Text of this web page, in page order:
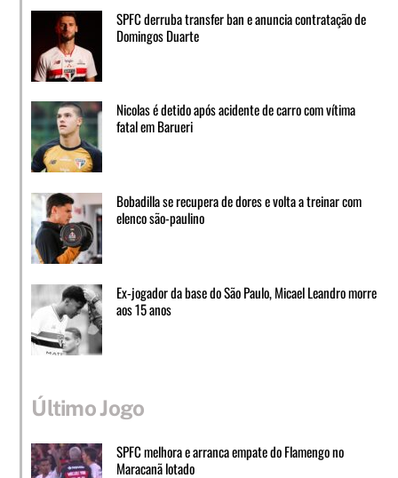
SPFC derruba transfer ban e anuncia contratação de
Domingos Duarte
Nicolas é detido após acidente de carro com vítima
fatal em Barueri
Bobadilla se recupera de dores e volta a treinar com
elenco são-paulino
Ex-jogador da base do São Paulo, Micael Leandro morre
aos 15 anos
Último Jogo
SPFC melhora e arranca empate do Flamengo no
Maracanã lotado